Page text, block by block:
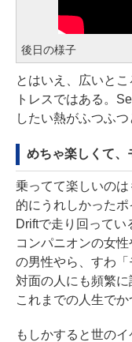
後日の様子
とはいえ、広いと
トレスではある。
したい熱がふつふつ
めちゃ楽しくて、
乗ってて楽しいの
的にうれしかった
Driftで走り回ってい
コンパニオンの女
の男性やら、すわ
対面の人にも頻繁に
これまでの人生でか
もしかすると世の